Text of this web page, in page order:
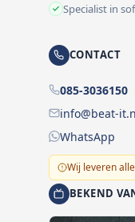
Specialist in
CONTACT
085-3036150
info@beat-
WhatsApp
Wij leveren
BEKEND